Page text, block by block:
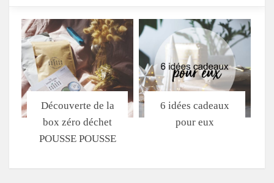
Découverte de la
box zéro déchet
POUSSE POUSSE
6 idées cadeaux
pour eux